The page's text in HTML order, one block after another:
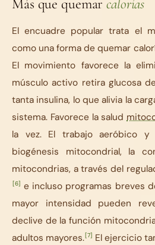
Más que quemarcalorías
El encuadre popular trata el
como una forma de quemar
El movimiento favorece la
músculo activo retira glucosa
tanta insulina, lo que alivia la
sistema. Favorece la salud
la vez. El trabajo aeróbico y
biogénesis mitocondrial, la
mitocondrias, a través del
[6] e incluso programas breves
mayor intensidad pueden
declive de la función
adultos mayores.[7] El ejercicio